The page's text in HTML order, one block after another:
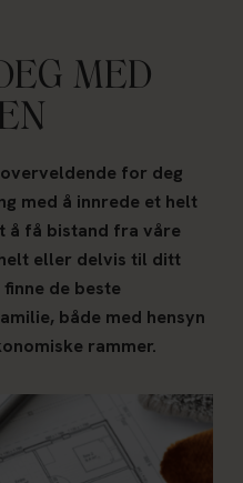
MED
for deg
med å innrede et helt
å få bistand fra våre
eller delvis til ditt
de beste
både med hensyn
rammer.